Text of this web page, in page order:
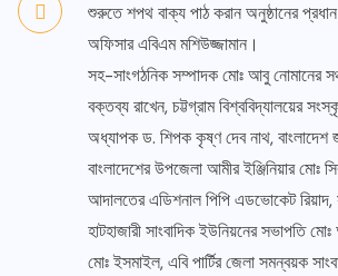
শুরুতে শপথ বাক্য পাঠ করান অনুষ্ঠানের প্রধান
অফিসার এবিএম মশিউজ্জামান।
সহ-সাংগঠনিক সম্পাদক মোঃ আবু নোমানের
বক্তব্য রাখেন, চট্টগ্রাম বিশ্ববিদ্যালয়ের
অধ্যাপক ড. শিপক কৃষ্ণ দেব নাথ, বাংলাদেশ
বাংলাদেশের উপজেলা আমীর ইঞ্জিনিয়ার মোঃ
আদালতের এডিশনাল পিপি এডভোকেট
হাটহাজারী সাংবাদিক ইউনিয়নের সভাপতি
মোঃ ইসমাইল, এবি পার্টির জেলা সমন্বয়ক